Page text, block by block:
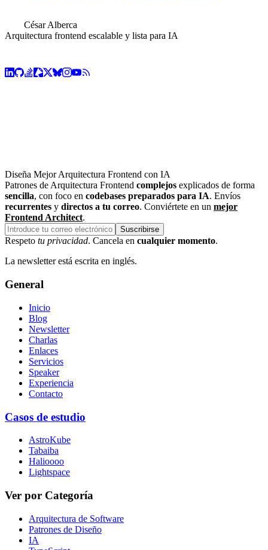
César Alberca
Arquitectura frontend escalable y lista para IA
Diseña Mejor Arquitectura Frontend con IA
Patrones de Arquitectura Frontend complejos explicados de forma
sencilla, con foco en codebases preparados para IA. Envíos
recurrentes y directos a tu correo. Conviértete en un mejor
Frontend Architect.
Suscribirse
Respeto tu privacidad. Cancela en cualquier momento.
La newsletter está escrita en inglés.
General
Inicio
Blog
Newsletter
Charlas
Enlaces
Servicios
Speaker
Experiencia
Contacto
Casos de estudio
AstroKube
Tabaiba
Halioooo
Lightspace
Ver por Categoría
Arquitectura de Software
Patrones de Diseño
IA